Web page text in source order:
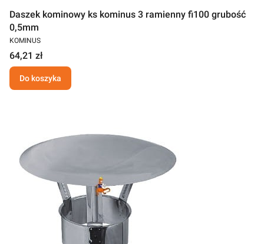
Daszek kominowy ks kominus 3 ramienny fi100 grubość
0,5mm
KOMINUS
64,21 zł
Do koszyka